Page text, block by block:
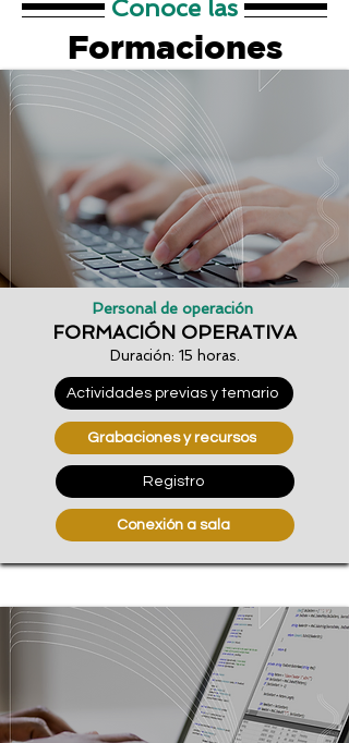
Conoce las
Formaciones
Personal de operación
FORMACIÓN OPERATIVA
Duración: 15 horas.
Actividades previas y temario
Grabaciones y recursos
Registro
Conexión a sala